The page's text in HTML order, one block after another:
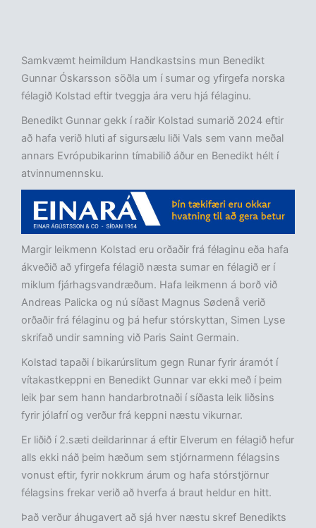
Samkvæmt heimildum Handkastsins mun Benedikt
Gunnar Óskarsson söðla um í sumar og yfirgefa norska
félagið Kolstad eftir tveggja ára veru hjá félaginu.
Benedikt Gunnar gekk í raðir Kolstad sumarið 2024 eftir
að hafa verið hluti af sigursælu liði Vals sem vann meðal
annars Evrópubikarinn tímabilið áður en Benedikt hélt í
atvinnumennsku.
Margir leikmenn Kolstad eru orðaðir frá félaginu eða hafa
ákveðið að yfirgefa félagið næsta sumar en félagið er í
miklum fjárhagsvandræðum. Hafa leikmenn á borð við
Andreas Palicka og nú síðast Magnus Sødenå verið
orðaðir frá félaginu og þá hefur stórskyttan, Simen Lyse
skrifað undir samning við Paris Saint Germain.
Kolstad tapaði í bikarúrslitum gegn Runar fyrir áramót í
vítakastkeppni en Benedikt Gunnar var ekki með í þeim
leik þar sem hann handarbrotnaði í síðasta leik liðsins
fyrir jólafrí og verður frá keppni næstu vikurnar.
Er liðið í 2.sæti deildarinnar á eftir Elverum en félagið hefur
alls ekki náð þeim hæðum sem stjórnarmenn félagsins
vonust eftir, fyrir nokkrum árum og hafa stórstjörnur
félagsins frekar verið að hverfa á braut heldur en hitt.
Það verður áhugavert að sjá hver næstu skref Benedikts